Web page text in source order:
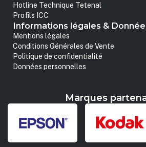
Hotline Technique Tetenal
Profils ICC
Informations légales &
Mentions légales
Conditions Générales de Vente
Politique de confidentialité
Données personnelles
Marques